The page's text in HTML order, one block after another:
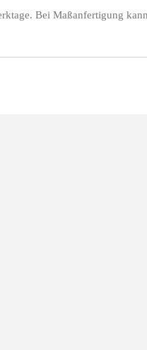
Bei Maßanfertigung